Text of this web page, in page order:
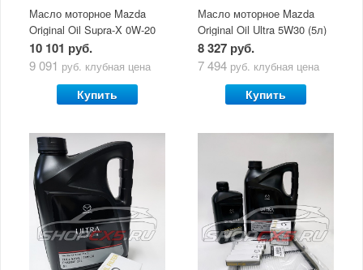
Масло моторное Mazda
Original Oil Supra-X 0W-20
(5 л)
10 101 руб.
9 091 руб. клубная цена
Купить
Масло моторное Mazda
Original Oil Ultra 5W30 (5л)
8 327 руб.
7 494 руб. клубная цена
Купить